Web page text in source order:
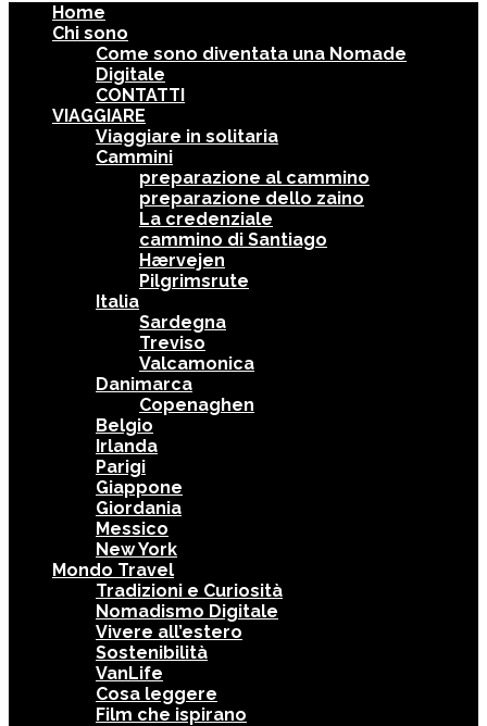
Home
Chi sono
Come sono diventata una Nomade
Digitale
CONTATTI
VIAGGIARE
Viaggiare in solitaria
Cammini
preparazione al cammino
preparazione dello zaino
La credenziale
cammino di Santiago
Hærvejen
Pilgrimsrute
Italia
Sardegna
Treviso
Valcamonica
Danimarca
Copenaghen
Belgio
Irlanda
Parigi
Giappone
Giordania
Messico
New York
Mondo Travel
Tradizioni e Curiosità
Nomadismo Digitale
Vivere all’estero
Sostenibilità
VanLife
Cosa leggere
Film che ispirano